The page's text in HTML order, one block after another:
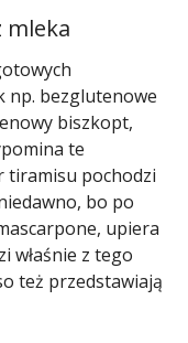
mleka
np. bezglutenowe
biszkopt,
te
tiramisu pochodzi
bo po
upiera
właśnie z tego
też przedstawiają